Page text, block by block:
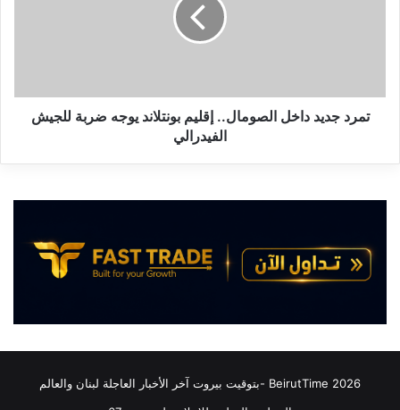
للجيش
الفيدرالي
تمرد جديد داخل الصومال.. إقليم بونتلاند يوجه ضربة للجيش
الفيدرالي
2026 BeirutTime -بتوقيت بيروت آخر الأخبار العاجلة لبنان والعالم